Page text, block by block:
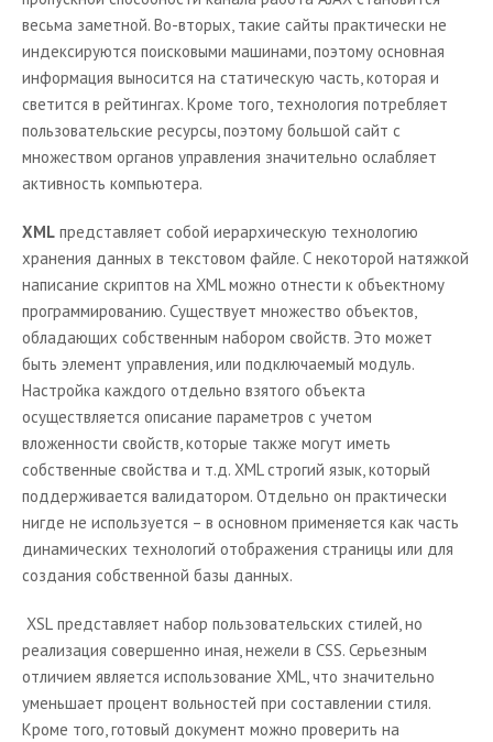
весьма заметной. Во-вторых, такие сайты практически не
индексируются поисковыми машинами, поэтому основная
информация выносится на статическую часть, которая и
светится в рейтингах. Кроме того, технология потребляет
пользовательские ресурсы, поэтому большой сайт с
множеством органов управления значительно ослабляет
активность компьютера.
XML представляет собой иерархическую технологию
хранения данных в текстовом файле. С некоторой натяжкой
написание скриптов на XML можно отнести к объектному
программированию. Существует множество объектов,
обладающих собственным набором свойств. Это может
быть элемент управления, или подключаемый модуль.
Настройка каждого отдельно взятого объекта
осуществляется описание параметров с учетом
вложенности свойств, которые также могут иметь
собственные свойства и т.д. XML строгий язык, который
поддерживается валидатором. Отдельно он практически
нигде не используется – в основном применяется как часть
динамических технологий отображения страницы или для
создания собственной базы данных.
XSL представляет набор пользовательских стилей, но
реализация совершенно иная, нежели в CSS. Серьезным
отличием является использование XML, что значительно
уменьшает процент вольностей при составлении стиля.
Кроме того, готовый документ можно проверить на